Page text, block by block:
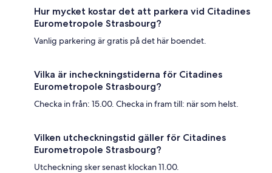
Hur mycket kostar det att parkera vid Citadines
Eurometropole Strasbourg?
Vanlig parkering är gratis på det här boendet.
Vilka är incheckningstiderna för Citadines
Eurometropole Strasbourg?
Checka in från: 15.00. Checka in fram till: när som helst.
Vilken utcheckningstid gäller för Citadines
Eurometropole Strasbourg?
Utcheckning sker senast klockan 11.00.